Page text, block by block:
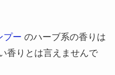
プー のハーブ系の香りは
香りとは言えませんで